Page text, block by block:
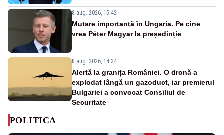
8 aug. 2026, 15:42
Mutare importantă în Ungaria. Pe cine
vrea Péter Magyar la președinție
8 aug. 2026, 14:34
Alertă la granița României. O dronă a
explodat lângă un gazoduct, iar premierul
Bulgariei a convocat Consiliul de
Securitate
POLITICA